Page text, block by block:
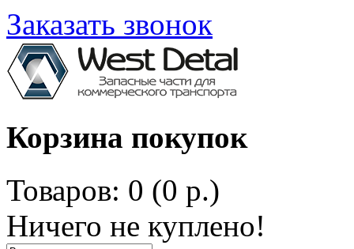
Заказать звонок
Корзина покупок
Товаров: 0 (0 р.)
Ничего не куплено!